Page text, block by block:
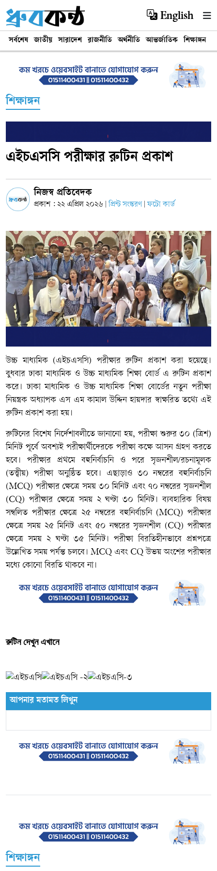
English
সর্বশেষ জাতীয় সারাদেশ রাজনীতি অর্থনীতি আন্তর্জাতিক শিক্ষাঙ্গন
শিক্ষাঙ্গন
এইচএসসি পরীক্ষার রুটিন প্রকাশ
নিজস্ব প্রতিবেদক
প্রকাশ : ২২ এপ্রিল ২০২৬ প্রিন্ট সংস্করণ ফটো কার্ড
উচ্চ মাধ্যমিক (এইচএসসি) পরীক্ষার রুটিন প্রকাশ করা হয়েছে।
বুধবার ঢাকা মাধ্যমিক ও উচ্চ মাধ্যমিক শিক্ষা বোর্ড এ রুটিন প্রকাশ
করে। ঢাকা মাধ্যমিক ও উচ্চ মাধ্যমিক শিক্ষা বোর্ডের নতুন পরীক্ষা
নিয়ন্ত্রক অধ্যাপক এস এম কামাল উদ্দিন হায়দার স্বাক্ষরিত তথ্যে এই
রুটিন প্রকাশ করা হয়।
রুটিনের বিশেষ নির্দেশাবলীতে জানানো হয়, পরীক্ষা শুরুর ৩০ (ত্রিশ)
মিনিট পূর্বে অবশ্যই পরীক্ষার্থীদেরকে পরীক্ষা কক্ষে আসন গ্রহণ করতে
হবে। পরীক্ষার প্রথমে বহুনির্বাচনি ও পরে সৃজনশীল/রচনামূলক
(তত্ত্বীয়) পরীক্ষা অনুষ্ঠিত হবে। এছাড়াও ৩০ নম্বরের বহুনির্বাচনি
(MCQ) পরীক্ষার ক্ষেত্রে সময় ৩০ মিনিট এবং ৭০ নম্বরের সৃজনশীল
(CQ) পরীক্ষার ক্ষেত্রে সময় ২ ঘণ্টা ৩০ মিনিট। ব্যবহারিক বিষয়
সম্বলিত পরীক্ষার ক্ষেত্রে ২৫ নম্বরের বহুনির্বাচনি (MCQ) পরীক্ষার
ক্ষেত্রে সময় ২৫ মিনিট এবং ৫০ নম্বরের সৃজনশীল (CQ) পরীক্ষার
ক্ষেত্রে সময় ২ ঘণ্টা ৩৫ মিনিট। পরীক্ষা বিরতিহীনভাবে প্রশ্নপত্রে
উল্লেখিত সময় পর্যন্ত চলবে। MCQ এবং CQ উভয় অংশের পরীক্ষার
মধ্যে কোনো বিরতি থাকবে না।
রুটিন দেখুন এখানে
আপনার মতামত লিখুন
শিক্ষাঙ্গন